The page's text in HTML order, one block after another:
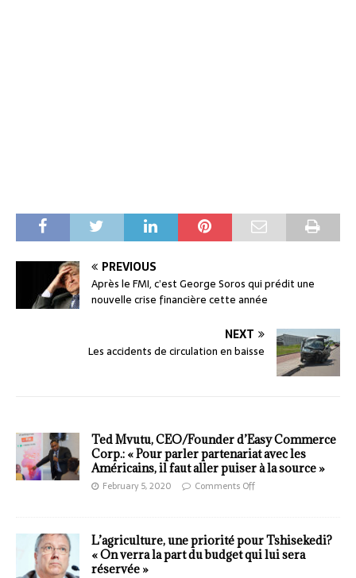
PREVIOUS
Après le FMI, c’est George Soros qui prédit une
nouvelle crise financière cette année
NEXT
Les accidents de circulation en baisse
Ted Mvutu, CEO/Founder d’Easy Commerce
Corp.: « Pour parler partenariat avec les
Américains, il faut aller puiser à la source »
February 5, 2020 Comments Off
L’agriculture, une priorité pour Tshisekedi?
« On verra la part du budget qui lui sera
réservée »